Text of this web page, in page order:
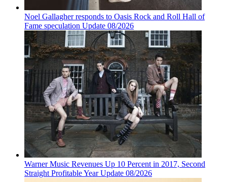
Noel Gallagher responds to Oasis Rock and Roll Hall of
Fame speculation Update 08/2026
Warner Music Revenues Up 10 Percent in 2017, Second
Straight Profitable Year Update 08/2026